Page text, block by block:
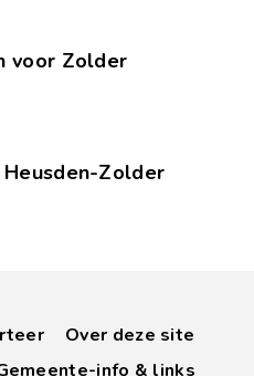
voor Zolder
Zolder
Over deze site
info & links